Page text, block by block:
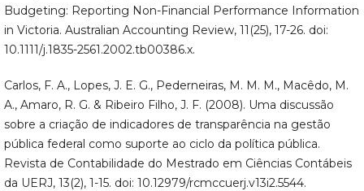
Budgeting: Reporting Non-Financial Performance Information
in Victoria. Australian Accounting Review, 11(25), 17-26. doi:
10.1111/j.1835-2561.2002.tb00386.x.
Carlos, F. A., Lopes, J. E. G., Pederneiras, M. M. M., Macêdo, M.
A., Amaro, R. G. & Ribeiro Filho, J. F. (2008). Uma discussão
sobre a criação de indicadores de transparência na gestão
pública federal como suporte ao ciclo da política pública.
Revista de Contabilidade do Mestrado em Ciências Contábeis
da UERJ, 13(2), 1-15. doi: 10.12979/rcmccuerj.v13i2.5544.